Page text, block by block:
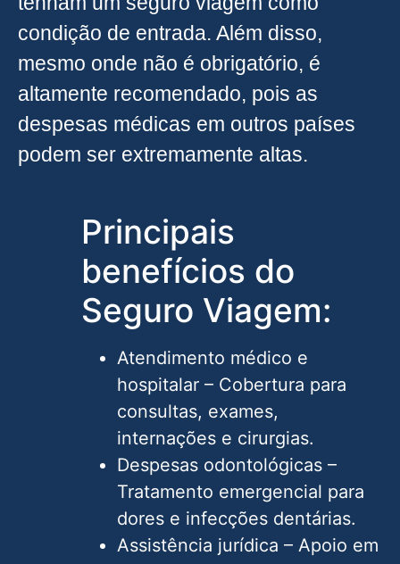
condição de entrada. Além disso,
mesmo onde não é obrigatório, é
altamente recomendado, pois as
despesas médicas em outros países
podem ser extremamente altas.
Principais
benefícios do
Seguro Viagem:
Atendimento médico e
hospitalar – Cobertura para
consultas, exames,
internações e cirurgias.
Despesas odontológicas –
Tratamento emergencial para
dores e infecções dentárias.
Assistência jurídica – Apoio em